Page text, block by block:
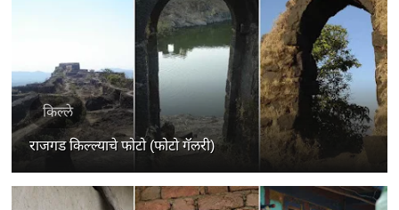
किल्ले
राजगड किल्ल्याचे फोटो (फोटो गॅलरी)